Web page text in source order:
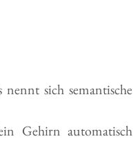
sich semantische
Gehirn automatisch